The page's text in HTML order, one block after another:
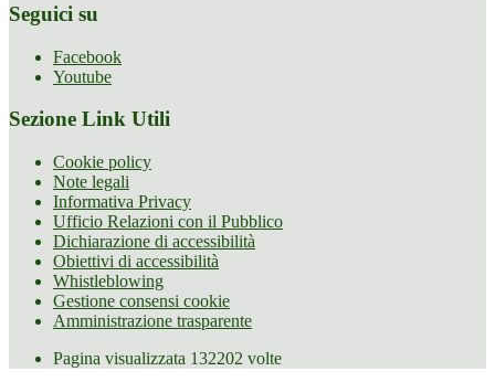
Seguici su
Facebook
Youtube
Sezione Link Utili
Cookie policy
Note legali
Informativa Privacy
Ufficio Relazioni con il Pubblico
Dichiarazione di accessibilità
Obiettivi di accessibilità
Whistleblowing
Gestione consensi cookie
Amministrazione trasparente
Pagina visualizzata 132202 volte